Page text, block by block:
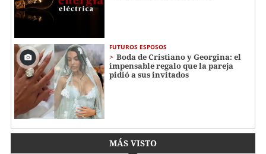
FUTUROS ESPOSOS
Boda de Cristiano y Georgina: el
impensable regalo que la pareja
pidió a sus invitados
MÁS VISTO